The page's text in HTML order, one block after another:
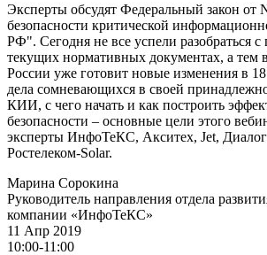
Эксперты обсудят Федеральный закон
безопасности критической
РФ". Сегодня не все успели разобраться
текущих нормативных документах, а
России уже готовит новые изменения в
дела сомневающихся в своей
КИИ, с чего начать и как построить
безопасности – основные цели этого
эксперты ИнфоТеКС, Акситех, Jet,
Ростелеком-Solar.
Марина Сорокина
Руководитель направления отдела
компании «ИнфоТеКС»
11 Апр 2019
10:00-11:00